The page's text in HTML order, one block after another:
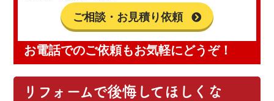
ご相談・お見積り依頼
お電話でのご依頼もお気軽にどうぞ！
リフォームで後悔してほしくな